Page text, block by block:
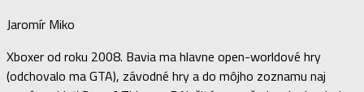
Jaromír Miko
Xboxer od roku 2008. Bavia ma hlavne open-worldové hry
(odchovalo ma GTA), závodné hry a do môjho zoznamu naj